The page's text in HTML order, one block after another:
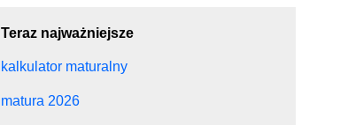
Teraz najważniejsze
kalkulator maturalny
matura 2026